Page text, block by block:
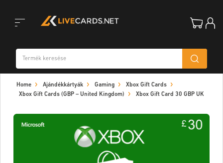
navigation
Home Ajándékkártyák Gaming
Xbox Gift Cards
Xbox Gift Cards (GBP – United Kingdom)
Xbox Gift Card 30 GBP UK